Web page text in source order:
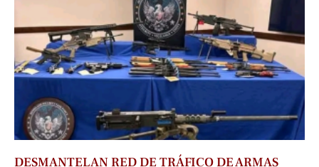
DESMANTELAN RED DE TRÁFICO DE ARMAS